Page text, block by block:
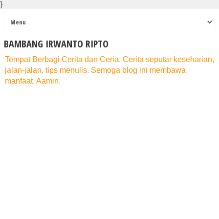
}
BAMBANG IRWANTO RIPTO
Tempat Berbagi Cerita dan Ceria. Cerita seputar keseharian,
jalan-jalan, tips menulis. Semoga blog ini membawa
manfaat. Aamin.